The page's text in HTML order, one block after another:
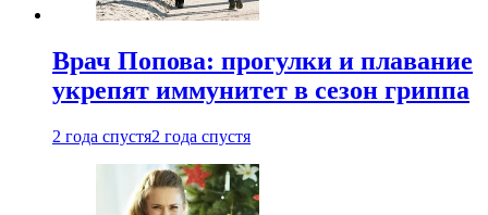
Врач Попова: прогулки и плавание
укрепят иммунитет в сезон гриппа
2 года спустя2 года спустя